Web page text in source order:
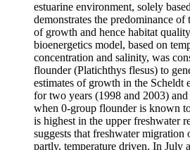
estuarine environment, solely
demonstrates the predominance of
of growth and hence habitat
bioenergetics model, based on
concentration and salinity, was
flounder (Platichthys flesus) to
estimates of growth in the Scheldt
for two years (1998 and 2003)
when 0-group flounder is known
is highest in the upper freshwater
suggests that freshwater migration
partly, temperature driven. In July